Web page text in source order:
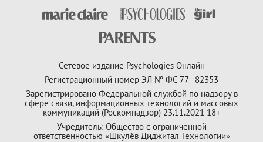
Сетевое издание Psychologies Онлайн
Регистрационный номер ЭЛ № ФС 77 - 82353
Зарегистрировано Федеральной службой по надзору в
сфере связи, информационных технологий и массовых
коммуникаций (Роскомнадзор) 23.11.2021 18+
Учредитель: Общество с ограниченной
ответственностью «Шкулёв Диджитал Технологии»